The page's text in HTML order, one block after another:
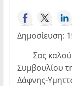
Δημοσίευση:
Σας
Συμβουλίου
Δάφνης-